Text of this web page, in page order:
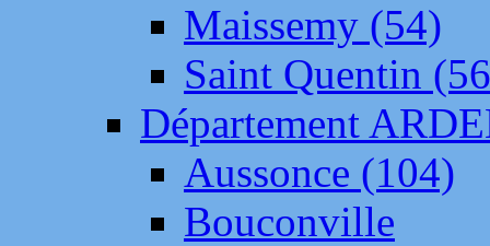
Maissemy (54)
Saint Quentin
Département
Aussonce (104)
Bouconville